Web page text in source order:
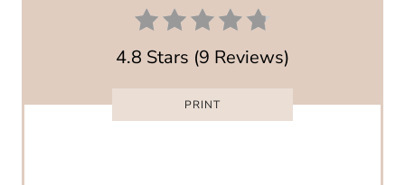
T
4.8 Stars (9 Reviews)
PRINT